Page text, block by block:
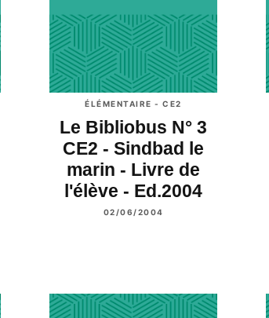
ÉLÉMENTAIRE - CE2
Le Bibliobus N° 3
CE2 - Sindbad le
marin - Livre de
l'élève - Ed.2004
02/06/2004